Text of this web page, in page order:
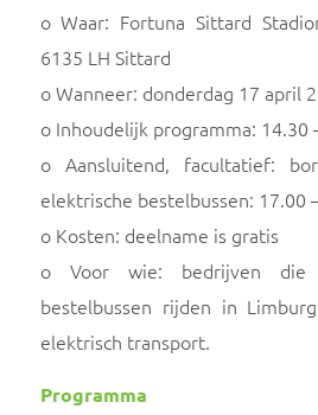
o Waar: Fortuna Sittard
6135 LH Sittard
o Wanneer: donderdag 17 april
o Inhoudelijk programma: 14.30
o Aansluitend, facultatief:
elektrische bestelbussen: 17.00
o Kosten: deelname is gratis
o Voor wie: bedrijven
bestelbussen rijden in
elektrisch transport.
Programma